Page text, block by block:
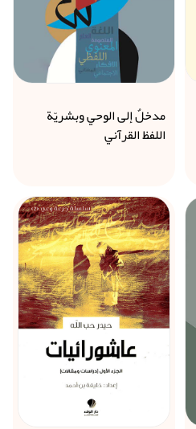
مدخلٌ إلى الوحي وبشريّة
اللفظ القرآني